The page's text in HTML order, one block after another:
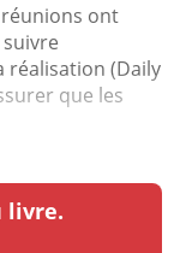
réunions ont
réalisation (Daily
que les
livre.